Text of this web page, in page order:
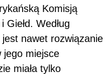
Komisją
Według
nawet rozwiązanie
jego miejsce
miała tylko